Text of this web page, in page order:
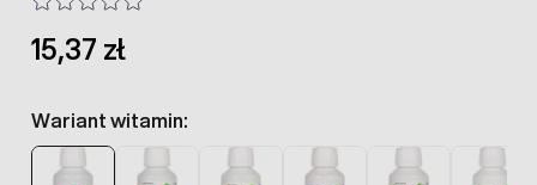
15,37 zł
Wariant witamin: